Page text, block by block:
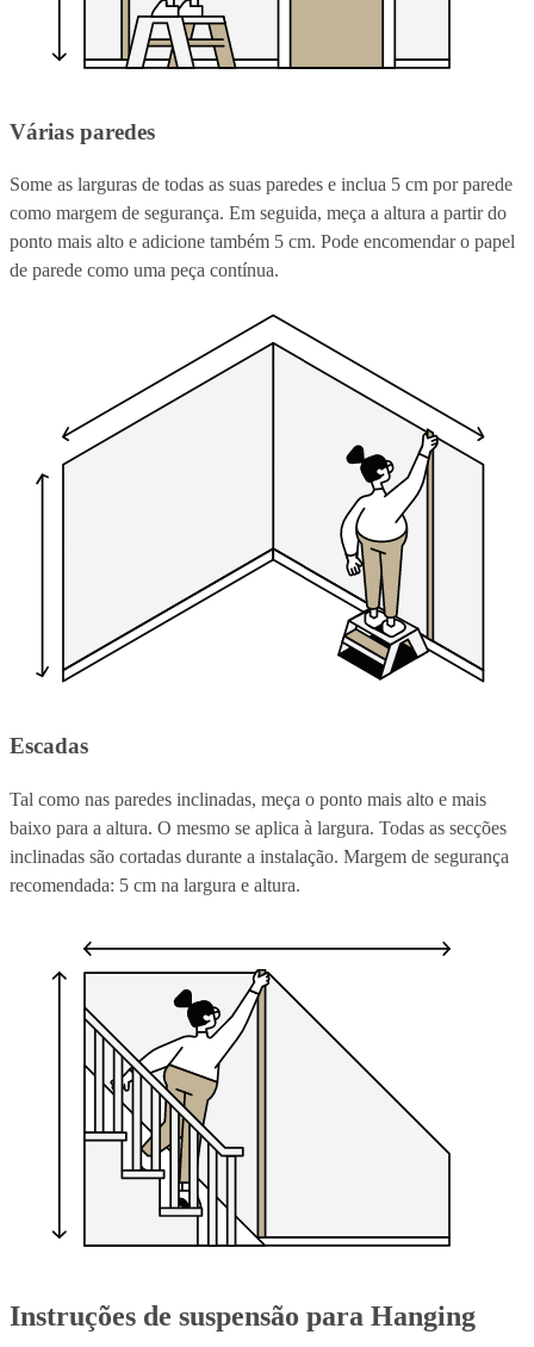
Várias paredes
Some as larguras de todas as suas paredes e inclua 5 cm por parede
como margem de segurança. Em seguida, meça a altura a partir do
ponto mais alto e adicione também 5 cm. Pode encomendar o papel
de parede como uma peça contínua.
Escadas
Tal como nas paredes inclinadas, meça o ponto mais alto e mais
baixo para a altura. O mesmo se aplica à largura. Todas as secções
inclinadas são cortadas durante a instalação. Margem de segurança
recomendada: 5 cm na largura e altura.
Instruções de suspensão para Hanging